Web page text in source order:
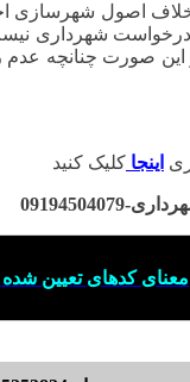
درخواست شهرداری
این صورت چنانچه
اینجا
09194504079
معنای کدهای تعیین